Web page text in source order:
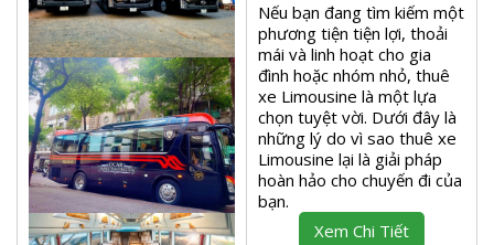
Nếu bạn đang tìm kiếm một
phương tiện tiện lợi, thoải
mái và linh hoạt cho gia
đình hoặc nhóm nhỏ, thuê
xe Limousine là một lựa
chọn tuyệt vời. Dưới đây là
những lý do vì sao thuê xe
Limousine lại là giải pháp
hoàn hảo cho chuyến đi của
bạn.
Xem Chi Tiết